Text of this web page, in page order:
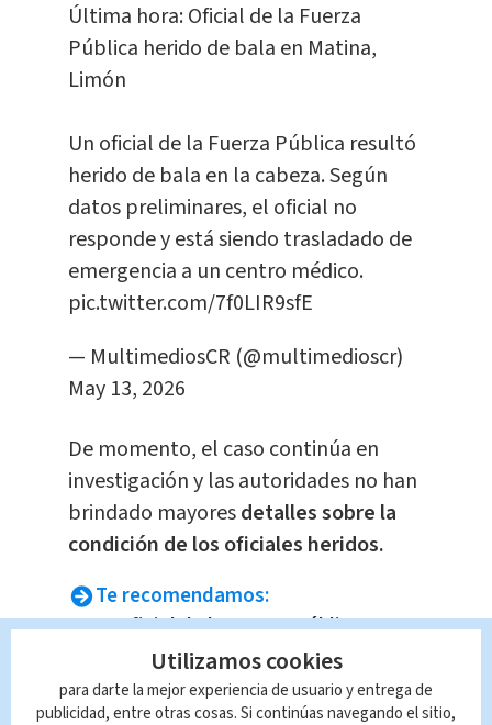
Última hora: Oficial de la Fuerza
Pública herido de bala en Matina,
Limón
Un oficial de la Fuerza Pública resultó
herido de bala en la cabeza. Según
datos preliminares, el oficial no
responde y está siendo trasladado de
emergencia a un centro médico.
pic.twitter.com/7f0LIR9sfE
— MultimediosCR (@multimedioscr)
May 13, 2026
De momento, el caso continúa en
investigación y las autoridades no han
brindado mayoresdetalles sobre la
condición de los oficiales heridos.
Te recomendamos:
Oficial de la Fuerza Pública es
herido de bala en Batán
Mujer sospechosa de venta de
droga es detenida en San Carlos
Utilizamos cookies
para darte la mejor experiencia de usuario y entrega de
publicidad, entre otras cosas. Si continúas navegando el sitio,